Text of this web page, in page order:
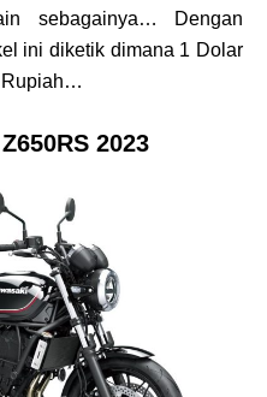
sebagainya… Dengan
ini diketik dimana 1 Dolar
Rupiah…
2023